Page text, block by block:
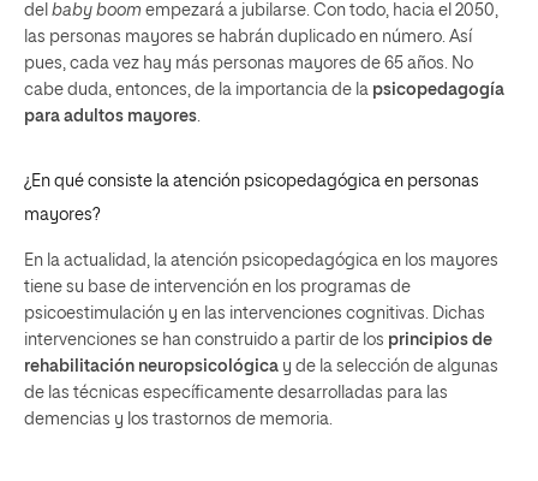
del baby boom empezará a jubilarse. Con todo, hacia el 2050,
las personas mayores se habrán duplicado en número. Así
pues, cada vez hay más personas mayores de 65 años. No
cabe duda, entonces, de la importancia de la psicopedagogía
para adultos mayores.
¿En qué consiste la atención psicopedagógica en personas
mayores?
En la actualidad, la atención psicopedagógica en los mayores
tiene su base de intervención en los programas de
psicoestimulación y en las intervenciones cognitivas. Dichas
intervenciones se han construido a partir de los principios de
rehabilitación neuropsicológica y de la selección de algunas
de las técnicas específicamente desarrolladas para las
demencias y los trastornos de memoria.